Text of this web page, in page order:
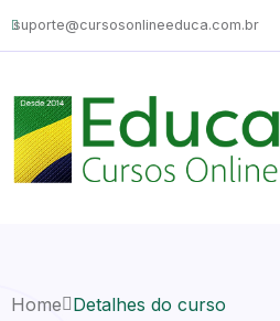
suporte@cursosonlineeduca.com.br
Home Detalhes do curso